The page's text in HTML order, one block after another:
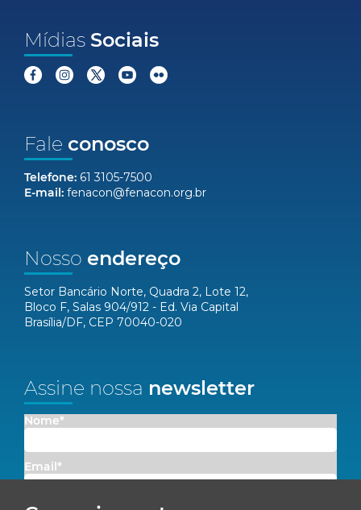
Mídias Sociais
Fale conosco
Telefone: 61 3105-7500
E-mail: fenacon@fenacon.org.br
Nosso endereço
Setor Bancário Norte, Quadra 2, Lote 12,
Bloco F, Salas 904/912 - Ed. Via Capital
Brasília/DF, CEP 70040-020
Assine nossa newsletter
Nome*
Email*